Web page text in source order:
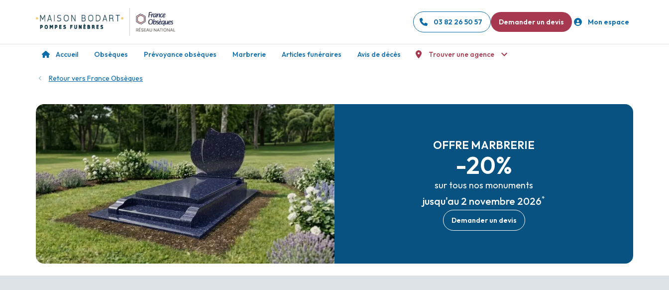
03 82 26 50 57 Demander un devis Mon espace
Accueil Obsèques Prévoyance obsèques Marbrerie Articles funéraires Avis de décès Trouver une agence
Retour vers France Obsèques
OFFRE MARBRERIE
-20%
sur tous nos monuments
jusqu'au 2 novembre 2026*
Demander un devis